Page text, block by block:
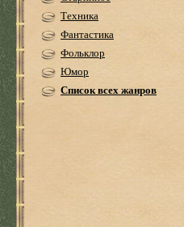
Техника
Фантастика
Фольклор
Юмор
Список всех жанров